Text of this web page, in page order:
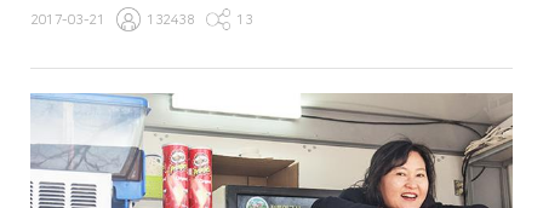
2017-03-21 132438 13